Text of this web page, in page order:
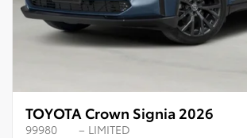
TOYOTA Crown Signia 2026
99980 – LIMITED